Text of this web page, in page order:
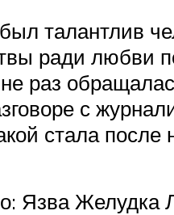
талантлив
ради любви
раз
с
стала после
Язва